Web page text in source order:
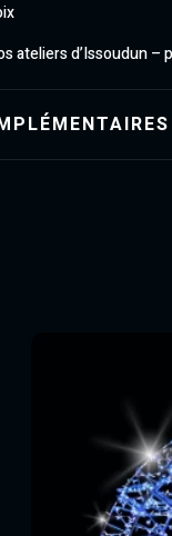
ateliers d’Issoudun –